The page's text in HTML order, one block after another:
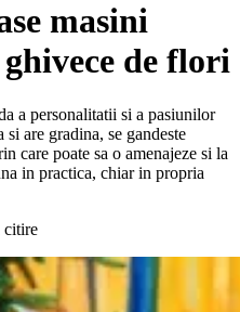
masini
de flori
a personalitatii si a pasiunilor
si are gradina, se gandeste
care poate sa o amenajeze si la
in practica, chiar in propria
citire